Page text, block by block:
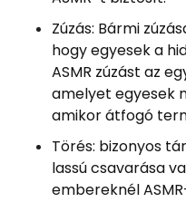
Zúzás: Bármi
hogy egyesek a
ASMR zúzást az
amelyet egyesek
amikor átfogó
Törés: bizonyos
lassú csavarása
embereknél